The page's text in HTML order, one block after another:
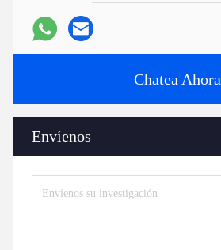
Chatea Ahora
Envíenos